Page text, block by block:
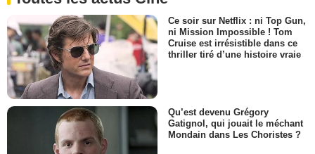
Ce soir sur Netflix : ni Top Gun,
ni Mission Impossible ! Tom
Cruise est irrésistible dans ce
thriller tiré d’une histoire vraie
Qu’est devenu Grégory
Gatignol, qui jouait le méchant
Mondain dans Les Choristes ?